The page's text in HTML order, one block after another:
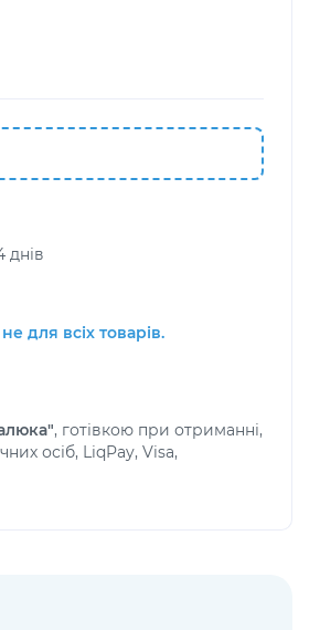
днів
для всіх товарів.
, готівкою при отриманні,
осіб, LiqPay, Visa,